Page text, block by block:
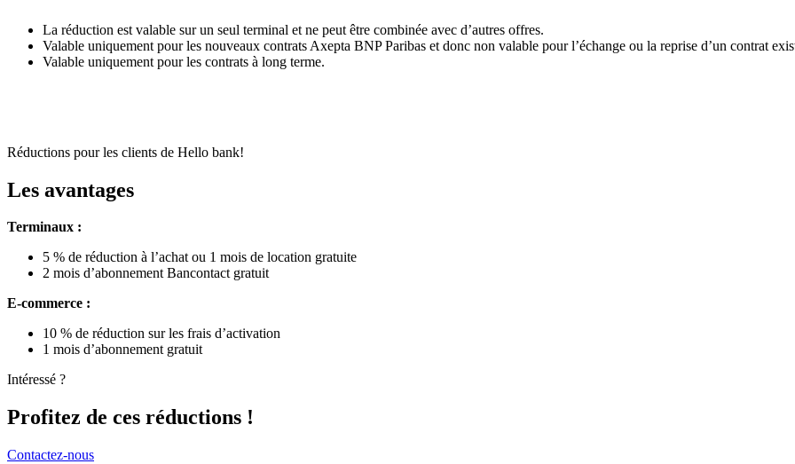
La réduction est valable sur un seul terminal et ne peut être combinée avec d’autres offres.
Valable uniquement pour les nouveaux contrats Axepta BNP Paribas et donc non valable pour l’échange ou la reprise d’un contrat
Valable uniquement pour les contrats à long terme.
Réductions pour les clients de Hello bank!
Les avantages
Terminaux :
5 % de réduction à l’achat ou 1 mois de location gratuite
2 mois d’abonnement Bancontact gratuit
E-commerce :
10 % de réduction sur les frais d’activation
1 mois d’abonnement gratuit
Intéressé ?
Profitez de ces réductions !
Contactez-nous